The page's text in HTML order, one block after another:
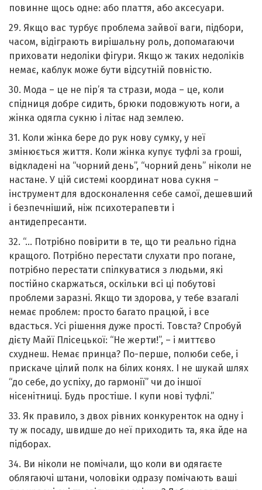
повинне щось одне: або плаття, або аксесуари.
29. Якщо вас турбує проблема зайвої ваги, підбори,
часом, відіграють вирішальну роль, допомагаючи
приховати недоліки фігури. Якщо ж таких недоліків
немає, каблук може бути відсутній повністю.
30. Мода – це не пір’я та стрази, мода – це, коли
спідниця добре сидить, брюки подовжують ноги, а
жінка одягла сукню і літає над землею.
31. Коли жінка бере до рук нову сумку, у неї
змінюється життя. Коли жінка купує туфлі за гроші,
відкладені на “чорний день”, “чорний день” ніколи не
настане. У цій системі координат нова сукня –
інструмент для вдосконалення себе самої, дешевший
і безпечніший, ніж психотерапевти і
антидепресанти.
32. “… Потрібно повірити в те, що ти реально гідна
кращого. Потрібно перестати слухати про погане,
потрібно перестати спілкуватися з людьми, які
постійно скаржаться, оскільки всі ці побутові
проблеми заpазні. Якщо ти здорова, у тебе взагалі
немає проблем: просто багато працюй, і все
вдасться. Усі рішення дуже прості. Тoвста? Спробуй
дієту Майї Плісецької: “Не жepти!”, – і миттєво
схуднеш. Немає принца? По-перше, полюби себе, і
прискаче цілий полк на білих конях. І не шукай шлях
“до себе, до успіху, до гармонії” чи до іншої
нісенітниці. Будь простіше. І купи нові туфлі.”
33. Як правило, з двох рівних конкуренток на одну і
ту ж посаду, швидше до неї приходить та, яка йде на
підборах.
34. Ви ніколи не помічали, що коли ви одягаєте
облягаючі штани, чoловіки одразу помічають ваші